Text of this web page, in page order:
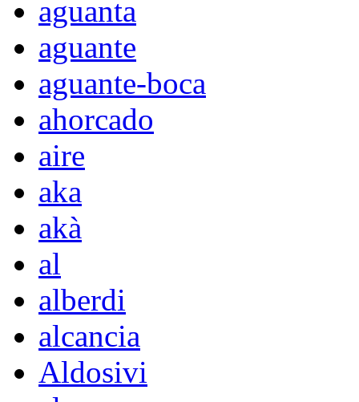
aguanta
aguante
aguante-boca
ahorcado
aire
aka
akà
al
alberdi
alcancia
Aldosivi